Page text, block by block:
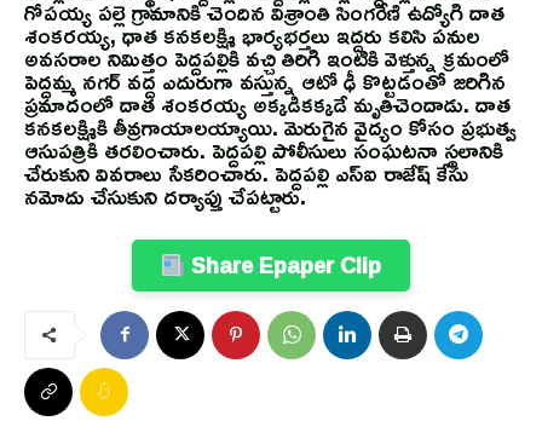
గోపయ్య పల్లె గ్రామానికి చెందిన విశ్రాంతి సింగరేణి ఉద్యోగి దాత
శంకరయ్య, ధాత కనకలక్ష్మి భార్యభర్తలు ఇద్దరు కలిసి పనుల
అవసరాల నిమిత్తం పెద్దపల్లికి వచ్చి తిరిగి ఇంటికి వెళ్తున్న క్రమంలో
పెద్దమ్మ నగర్ వద్ద ఎదురుగా వస్తున్న ఆటో ఢీ కొట్టడంతో జరిగిన
ప్రమాదంలో దాత శంకరయ్య అక్కడికక్కడే మృతిచెందాడు. దాత
కనకలక్ష్మికి తీవ్రగాయాలయ్యాయి. మెరుగైన వైద్యం కోసం ప్రభుత్వ
ఆసుపత్రికి తరలించారు. పెద్దపల్లి పోలీసులు సంఘటనా స్థలానికి
చేరుకుని వివరాలు సేకరించారు. పెద్దపల్లి ఎస్ఐ రాజేష్ కేసు
నమోదు చేసుకుని దర్యాప్తు చేపట్టారు.
Share Epaper Clip